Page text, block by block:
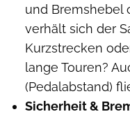
und Bremshebel
verhält sich der
Kurzstrecken
lange Touren?
(Pedalabstand)
Sicherheit &